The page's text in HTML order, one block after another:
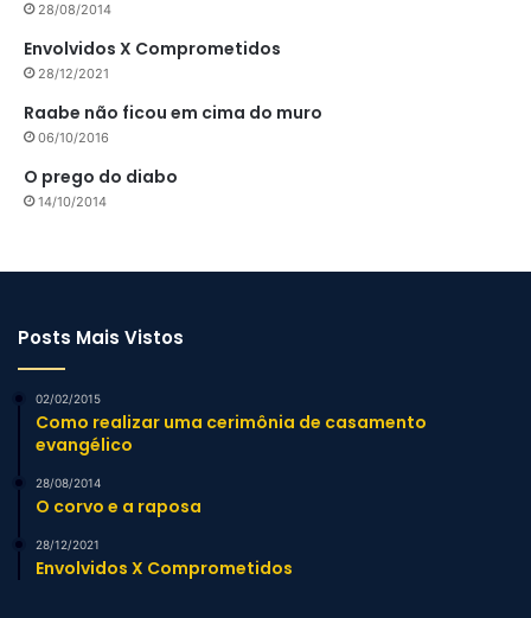
28/08/2014
Envolvidos X Comprometidos
28/12/2021
Raabe não ficou em cima do muro
06/10/2016
O prego do diabo
14/10/2014
Posts Mais Vistos
02/02/2015
Como realizar uma cerimônia de casamento
evangélico
28/08/2014
O corvo e a raposa
28/12/2021
Envolvidos X Comprometidos